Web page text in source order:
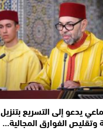
يدعو إلى التسريع بتنزيل
وتقليص الفوارق المجالية…